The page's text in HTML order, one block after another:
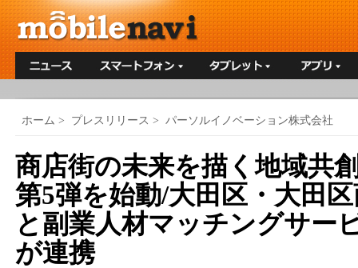
ホーム > プレスリリース > パーソルイノベーション株式会社
商店街の未来を描く地域共
第5弾を始動/大田区・大田
と副業人材マッチングサー
が連携